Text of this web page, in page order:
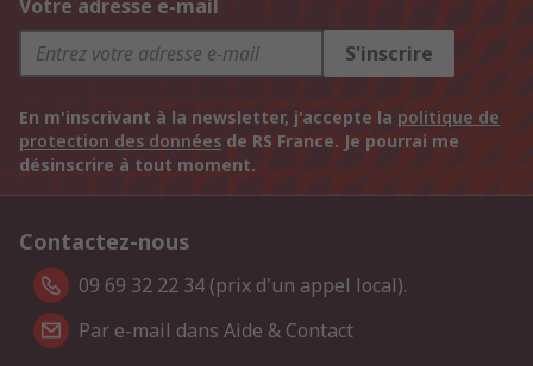
Votre adresse e-mail
S'inscrire
En m'inscrivant à la newsletter, j'accepte la politique de
protection des données de RS France. Je pourrai me
désinscrire à tout moment.
Contactez-nous
09 69 32 22 34 (prix d'un appel local).
Par e-mail dans Aide & Contact